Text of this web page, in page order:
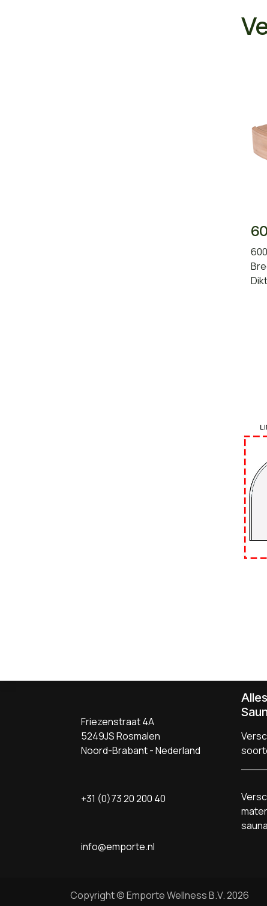
Friezenstraat 4A
5249JS Rosmalen
Noord-Brabant - Nederland
+31 (0)73 20 200 40
info@emporte.nl
sauna
Copyright © Emporte Wellness B.V. 2026